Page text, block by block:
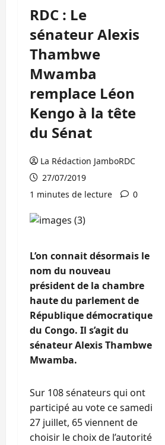
RDC : Le
sénateur Alexis
Thambwe
Mwamba
remplace Léon
Kengo à la tête
du Sénat
La Rédaction JamboRDC
27/07/2019
1 minutes de lecture
0
L’on connait désormais le
nom du nouveau
président de la chambre
haute du parlement de
République démocratique
du Congo. Il s’agit du
sénateur Alexis Thambwe
Mwamba.
Sur 108 sénateurs qui ont
participé au vote ce samedi
27 juillet, 65 viennent de
choisir le choix de l’autorité